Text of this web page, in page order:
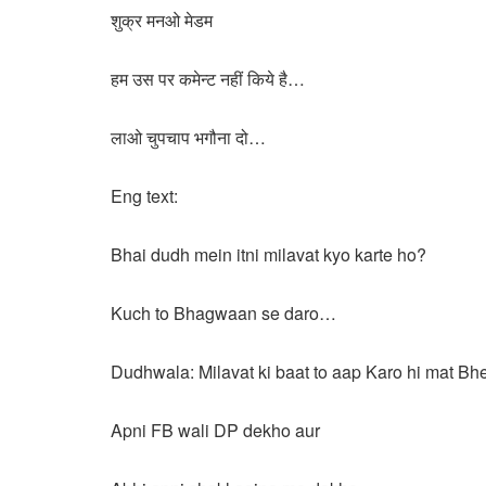
शुक्र मनओ मेडम
हम उस पर कमेन्ट नहीं किये है…
लाओ चुपचाप भगौना दो…
Eng text:
Bhai dudh mein itni milavat kyo karte ho?
Kuch to Bhagwaan se daro…
Dudhwala: Milavat ki baat to aap Karo hi mat
Apni FB wali DP dekho aur